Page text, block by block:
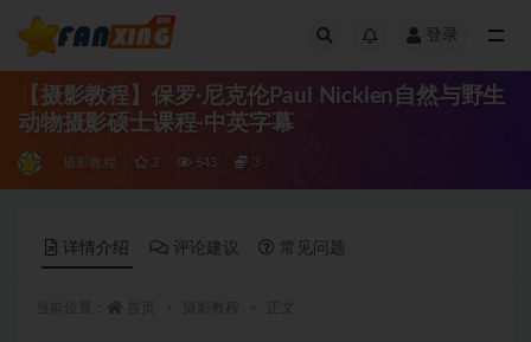
登录
【摄影教程】保罗·尼克伦Paul Nicklen自然与野生
动物摄影硕士课程-中英字幕
摄影教程 2 543 3
详情介绍 评论建议 常见问题